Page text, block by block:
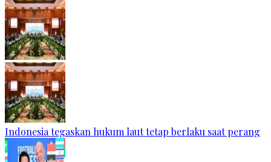
Indonesia tegaskan hukum laut tetap berlaku saat perang